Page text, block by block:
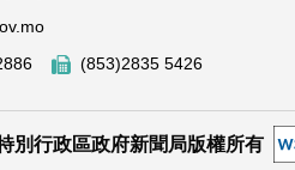
(853)2835 5426
別行政區政府新聞局版權所有